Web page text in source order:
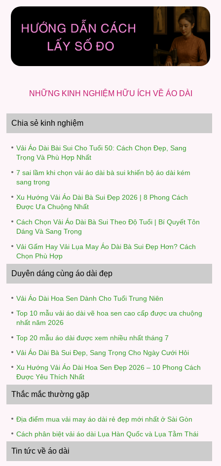
NHỮNG KINH NGHIỆM HỮU ÍCH VỀ ÁO DÀI
Chia sẻ kinh nghiệm
Vải Áo Dài Bài Sui Cho Tuổi 50: Cách Chọn Đẹp, Sang
Trọng Và Phù Hợp Nhất
7 sai lầm khi chọn vải áo dài bà sui khiến bộ áo dài kém
sang trọng
Xu Hướng Vải Áo Dài Bà Sui Đẹp 2026 | 8 Phong Cách
Được Ưa Chuộng Nhất
Cách Chọn Vải Áo Dài Bà Sui Theo Độ Tuổi | Bí Quyết Tôn
Dáng Và Sang Trọng
Vải Gấm Hay Vải Lụa May Áo Dài Bà Sui Đẹp Hơn? Cách
Chọn Phù Hợp
Duyên dáng cùng áo dài đẹp
Vải Áo Dài Hoa Sen Dành Cho Tuổi Trung Niên
Top 10 mẫu vải áo dài vẽ hoa sen cao cấp được ưa chuộng
nhất năm 2026
Top 20 mẫu áo dài được xem nhiều nhất tháng 7
Vải Áo Dài Bà Sui Đẹp, Sang Trọng Cho Ngày Cưới Hỏi
Xu Hướng Vải Áo Dài Hoa Sen Đẹp 2026 – 10 Phong Cách
Được Yêu Thích Nhất
Thắc mắc thường gặp
Địa điểm mua vải may áo dài rẻ đẹp mới nhất ở Sài Gòn
Cách phân biệt vải áo dài Lụa Hàn Quốc và Lụa Tằm Thái
Tin tức về áo dài